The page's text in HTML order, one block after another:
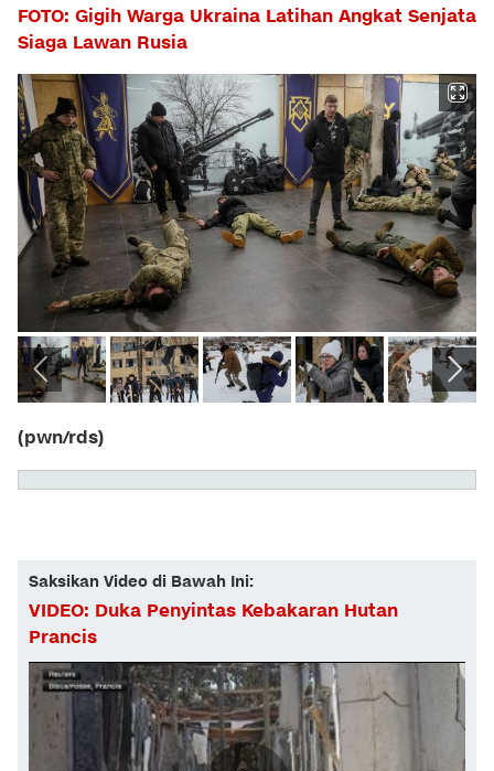
FOTO: Gigih Warga Ukraina Latihan Angkat Senjata
Siaga Lawan Rusia
(pwn/rds)
Saksikan Video di Bawah Ini:
VIDEO: Duka Penyintas Kebakaran Hutan
Prancis